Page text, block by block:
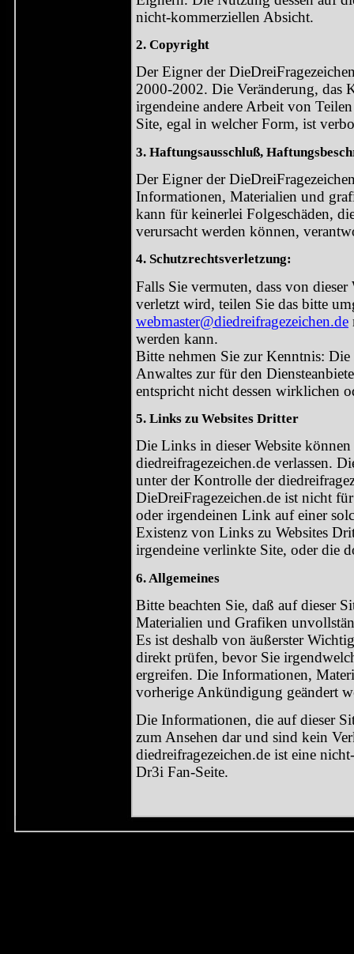
nicht-kommerziellen Absicht.
2. Copyright
Der Eigner der
2000-2002. Die Veränderung, das
irgendeine andere Arbeit von
Site, egal in welcher Form, ist
3. Haftungsausschluß,
Der Eigner der
Informationen, Materialien und
kann für keinerlei Folgeschäden,
verursacht werden können,
4. Schutzrechtsverletzung:
Falls Sie vermuten, dass von dieser
verletzt wird, teilen Sie das bitte
webmaster@diedreifragezeichen.de
werden kann.
Bitte nehmen Sie zur Kenntnis:
Anwaltes zur für den
entspricht nicht dessen wirklichen
5. Links zu Websites Dritter
Die Links in dieser Website
diedreifragezeichen.de verlassen.
unter der Kontrolle der
DieDreiFragezeichen.de ist nicht
oder irgendeinen Link auf einer
Existenz von Links zu Websites
irgendeine verlinkte Site, oder die
6. Allgemeines
Bitte beachten Sie, daß auf dieser
Materialien und Grafiken
Es ist deshalb von äußerster
direkt prüfen, bevor Sie
ergreifen. Die Informationen,
vorherige Ankündigung geändert
Die Informationen, die auf dieser
zum Ansehen dar und sind kein
diedreifragezeichen.de ist eine
Dr3i Fan-Seite.